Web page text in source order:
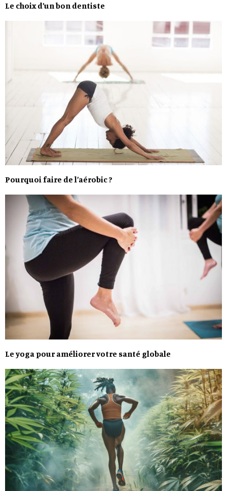
Le choix d’un bon dentiste
Pourquoi faire de l’aérobic ?
Le yoga pour améliorer votre santé globale